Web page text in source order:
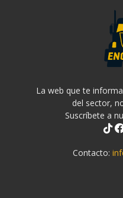
La web que te
del sector,
Suscríbete a
Contacto: